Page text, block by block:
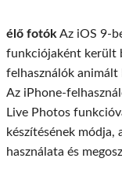
élő fotók Az iOS 9-
funkciójaként került
felhasználók animált
Az iPhone-
Live Photos
készítésének módja,
használata és